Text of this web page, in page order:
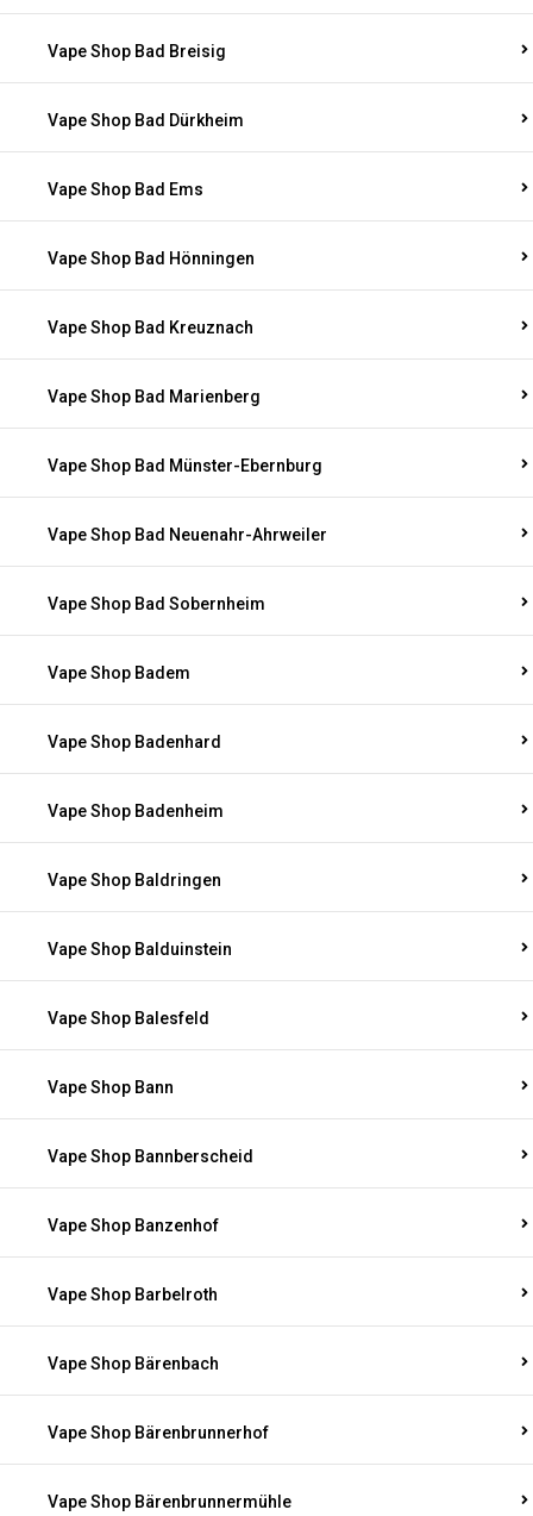
Vape Shop Bad Breisig
Vape Shop Bad Dürkheim
Vape Shop Bad Ems
Vape Shop Bad Hönningen
Vape Shop Bad Kreuznach
Vape Shop Bad Marienberg
Vape Shop Bad Münster-Ebernburg
Vape Shop Bad Neuenahr-Ahrweiler
Vape Shop Bad Sobernheim
Vape Shop Badem
Vape Shop Badenhard
Vape Shop Badenheim
Vape Shop Baldringen
Vape Shop Balduinstein
Vape Shop Balesfeld
Vape Shop Bann
Vape Shop Bannberscheid
Vape Shop Banzenhof
Vape Shop Barbelroth
Vape Shop Bärenbach
Vape Shop Bärenbrunnerhof
Vape Shop Bärenbrunnermühle